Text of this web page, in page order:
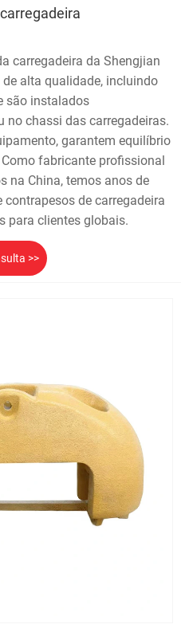
carregadeira da Shengjian
alta qualidade, incluindo
são instalados
no chassi das carregadeiras.
garantem equilíbrio
fabricante profissional
na China, temos anos de
de carregadeira
​​para clientes globais.
>>